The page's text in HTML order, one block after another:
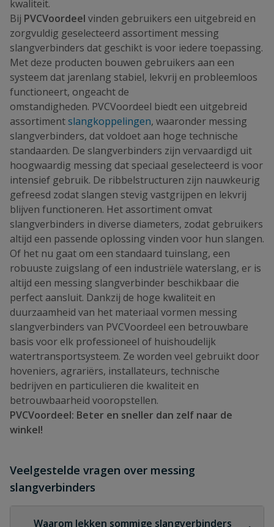
kwaliteit.
Bij PVCVoordeel vinden gebruikers een uitgebreid en
zorgvuldig geselecteerd assortiment messing
slangverbinders dat geschikt is voor iedere toepassing.
Met deze producten bouwen gebruikers aan een
systeem dat jarenlang stabiel, lekvrij en probleemloos
functioneert, ongeacht de
omstandigheden. PVCVoordeel biedt een uitgebreid
assortimentslangkoppelingen, waaronder messing
slangverbinders, dat voldoet aan hoge technische
standaarden. De slangverbinders zijn vervaardigd uit
hoogwaardig messing dat speciaal geselecteerd is voor
intensief gebruik. De ribbelstructuren zijn nauwkeurig
gefreesd zodat slangen stevig vastgrijpen en lekvrij
blijven functioneren. Het assortiment omvat
slangverbinders in diverse diameters, zodat gebruikers
altijd een passende oplossing vinden voor hun slangen.
Of het nu gaat om een standaard tuinslang, een
robuuste zuigslang of een industriële waterslang, er is
altijd een messing slangverbinder beschikbaar die
perfect aansluit. Dankzij de hoge kwaliteit en
duurzaamheid van het materiaal vormen messing
slangverbinders van PVCVoordeel een betrouwbare
basis voor elk professioneel of huishoudelijk
watertransportsysteem. Ze worden veel gebruikt door
hoveniers, agrariërs, installateurs, technische
bedrijven en particulieren die kwaliteit en
betrouwbaarheid vooropstellen.
PVCVoordeel: Beter en sneller dan zelf naar de
winkel!
Veelgestelde vragen over messing
slangverbinders
Waarom lekken sommige slangverbinders